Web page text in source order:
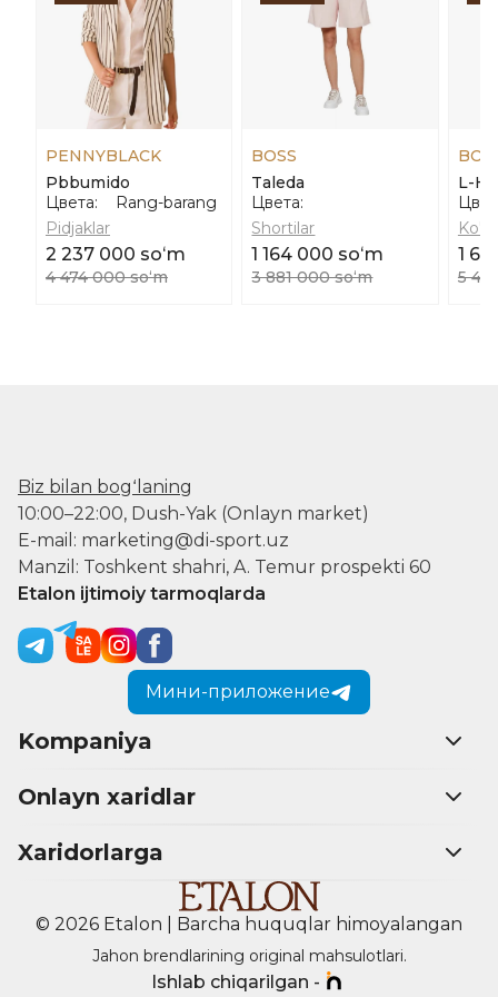
PENNYBLACK
Pbbumido
Цвета:
Rang-barang
Pidjaklar
2 237 000 soʻm
4 474 000 soʻm
BOSS
Taleda
Цвета:
Shortilar
1 164 000 soʻm
3 881 000 soʻm
L-
1
5
Biz bilan bogʻlaning
10:00–22:00, Dush-Yak (Onlayn market)
E-mail: marketing@di-sport.uz
Manzil: Toshkent shahri, A. Temur prospekti 60
Etalon ijtimoiy tarmoqlarda
Мини-приложение
Kompaniya
Onlayn xaridlar
Xaridorlarga
© 2026 Etalon | Barcha huquqlar himoyalangan
Jahon brendlarining original mahsulotlari.
Ishlab chiqarilgan -